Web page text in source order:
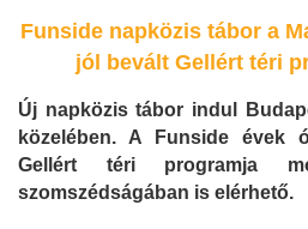
Funside napközis tábor a
jól bevált Gellért téri
Új napközis tábor indul
közelében. A Funside évek
Gellért téri programja
szomszédságában is elérhető.